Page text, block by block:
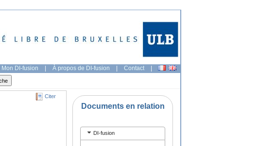
Mon DI-fusion | À propos de DI-fusion | Contact |
Citer
Documents en relation
DI-fusion